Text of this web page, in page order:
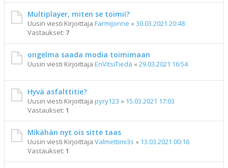
Multiplayer, miten se toimii?
Uusin viesti Kirjoittaja Farmijonne « 30.03.2021 20:48
Vastaukset: 7
ongelma saada modia toimimaan
Uusin viesti Kirjoittaja EnVitsiTiedä « 29.03.2021 16:54
Hyvä asfalttitie?
Uusin viesti Kirjoittaja pyry123 « 15.03.2021 17:03
Vastaukset: 1
Mikähän nyt ois sitte taas
Uusin viesti Kirjoittaja Valmettimi3s « 13.03.2021 00:16
Vastaukset: 1